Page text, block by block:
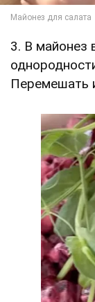
3. В майонез
Перемешать